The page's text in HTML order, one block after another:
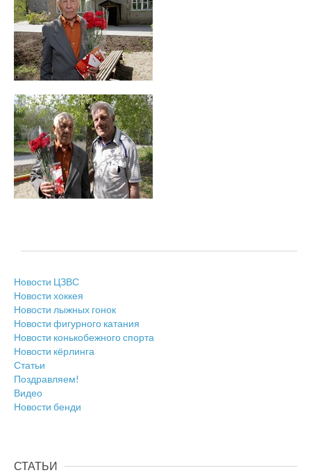
Новости ЦЗВС
Новости хоккея
Новости лыжных гонок
Новости фигурного катания
Новости конькобежного спорта
Новости кёрлинга
Статьи
Поздравляем!
Видео
Новости бенди
СТАТЬИ